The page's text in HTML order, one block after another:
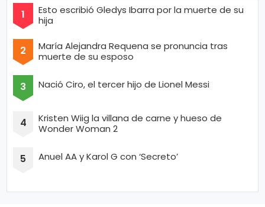
Esto escribió Gledys Ibarra por la muerte de su
hija
María Alejandra Requena se pronuncia tras
muerte de su esposo
Nació Ciro, el tercer hijo de Lionel Messi
Kristen Wiig la villana de carne y hueso de
Wonder Woman 2
Anuel AA y Karol G con ‘Secreto’